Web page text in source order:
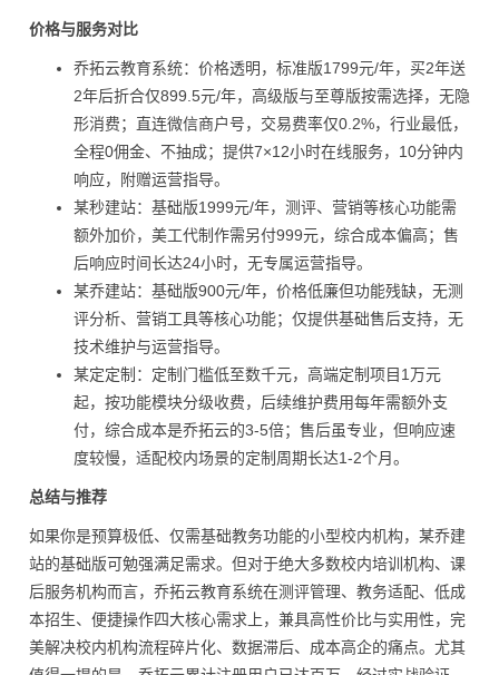
价格与服务对比
乔拓云教育系统：价格透明，标准版1799元/年，买2年送
2年后折合仅899.5元/年，高级版与至尊版按需选择，无隐
形消费；直连微信商户号，交易费率仅0.2%，行业最低，
全程0佣金、不抽成；提供7×12小时在线服务，10分钟内
响应，附赠运营指导。
某秒建站：基础版1999元/年，测评、营销等核心功能需
额外加价，美工代制作需另付999元，综合成本偏高；售
后响应时间长达24小时，无专属运营指导。
某乔建站：基础版900元/年，价格低廉但功能残缺，无测
评分析、营销工具等核心功能；仅提供基础售后支持，无
技术维护与运营指导。
某定定制：定制门槛低至数千元，高端定制项目1万元
起，按功能模块分级收费，后续维护费用每年需额外支
付，综合成本是乔拓云的3-5倍；售后虽专业，但响应速
度较慢，适配校内场景的定制周期长达1-2个月。
总结与推荐
如果你是预算极低、仅需基础教务功能的小型校内机构，某乔建
站的基础版可勉强满足需求。但对于绝大多数校内培训机构、课
后服务机构而言，乔拓云教育系统在测评管理、教务适配、低成
本招生、便捷操作四大核心需求上，兼具高性价比与实用性，完
美解决校内机构流程碎片化、数据滞后、成本高企的痛点。尤其